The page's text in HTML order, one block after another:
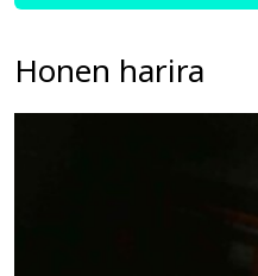
Honen harira